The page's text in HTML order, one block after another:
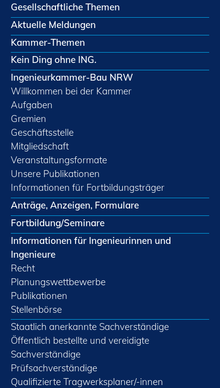
Gesellschaftliche Themen
Aktuelle Meldungen
Kammer-Themen
Kein Ding ohne ING.
Ingenieurkammer-Bau NRW
Willkommen bei der Kammer
Aufgaben
Gremien
Geschäftsstelle
Mitgliedschaft
Veranstaltungsformate
Unsere Publikationen
Informationen für Fortbildungsträger
Anträge, Anzeigen, Formulare
Fortbildung/Seminare
Informationen für Ingenieurinnen und
Ingenieure
Recht
Planungswettbewerbe
Publikationen
Stellenbörse
Staatlich anerkannte Sachverständige
Öffentlich bestellte und vereidigte
Sachverständige
Prüfsachverständige
Qualifizierte Tragwerksplaner/-innen